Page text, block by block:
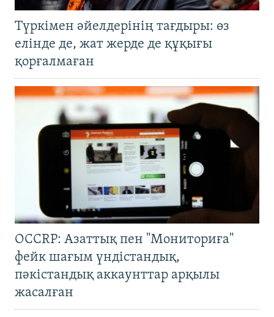
Түркімен әйелдерінің тағдыры: өз
елінде де, жат жерде де құқығы
қорғалмаған
OCCRP: Азаттық пен "Мониториға"
фейк шағым үндістандық,
пәкістандық аккаунттар арқылы
жасалған